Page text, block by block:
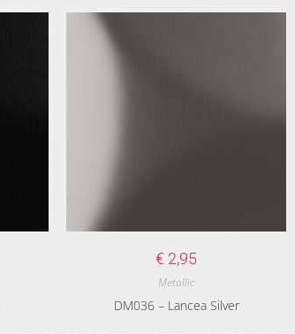
€ 2,95
Metallic
DM036 – Lancea Silver